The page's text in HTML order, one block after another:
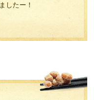
したー！